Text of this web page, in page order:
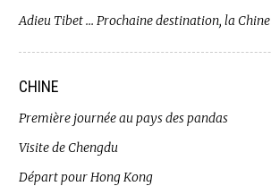
Adieu Tibet … Prochaine destination, la Chine
CHINE
Première journée au pays des pandas
Visite de Chengdu
Départ pour Hong Kong